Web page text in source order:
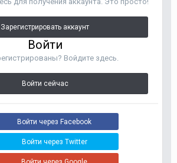
Зарегистрировать аккаунт
Войти
Войдите здесь.
Войти сейчас
Войти через Facebook
Войти через Twitter